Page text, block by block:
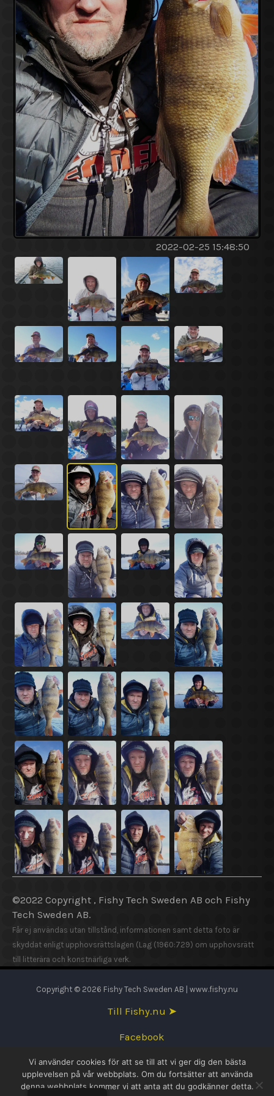
2022-02-25 15:48:50
©2022 Copyright , Fishy Tech Sweden AB och Fishy
Tech Sweden AB.
Får ej användas utan tillstånd, informationen samt detta foto är
skyddat enligt upphovsrättslagen (Lag (1960:729) om upphovsrätt
till litterära och konstnärliga verk.
Copyright © 2026 Fishy Tech Sweden AB | www.fishy.nu
Till Fishy.nu ➤
Facebook
English
Svenska
Vi använder cookies för att se till att vi ger dig den bästa
upplevelsen på vår webbplats. Om du fortsätter att använda
denna webbplats kommer vi att anta att du godkänner detta.